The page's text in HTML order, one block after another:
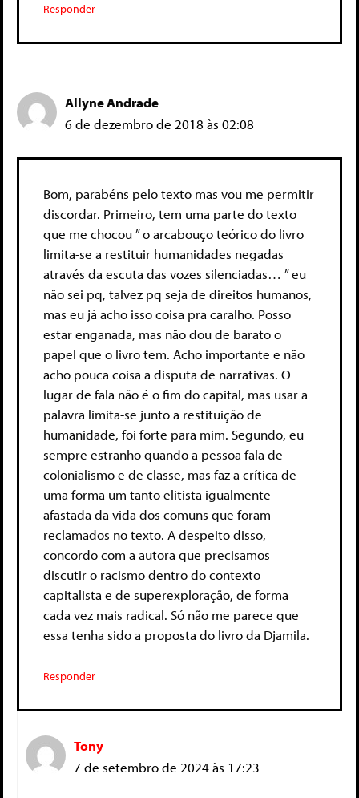
Responder
Allyne Andrade
6 de dezembro de 2018 às 02:08
Bom, parabéns pelo texto mas vou me permitir
discordar. Primeiro, tem uma parte do texto
que me chocou ” o arcabouço teórico do livro
limita-se a restituir humanidades negadas
através da escuta das vozes silenciadas… ” eu
não sei pq, talvez pq seja de direitos humanos,
mas eu já acho isso coisa pra caralho. Posso
estar enganada, mas não dou de barato o
papel que o livro tem. Acho importante e não
acho pouca coisa a disputa de narrativas. O
lugar de fala não é o fim do capital, mas usar a
palavra limita-se junto a restituição de
humanidade, foi forte para mim. Segundo, eu
sempre estranho quando a pessoa fala de
colonialismo e de classe, mas faz a crítica de
uma forma um tanto elitista igualmente
afastada da vida dos comuns que foram
reclamados no texto. A despeito disso,
concordo com a autora que precisamos
discutir o racismo dentro do contexto
capitalista e de superexploração, de forma
cada vez mais radical. Só não me parece que
essa tenha sido a proposta do livro da Djamila.
Responder
Tony
7 de setembro de 2024 às 17:23